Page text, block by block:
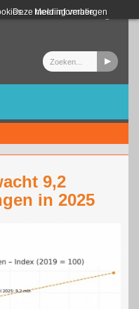
Meer informatie
Deze melding verbergen
Login
9,2
in 2025